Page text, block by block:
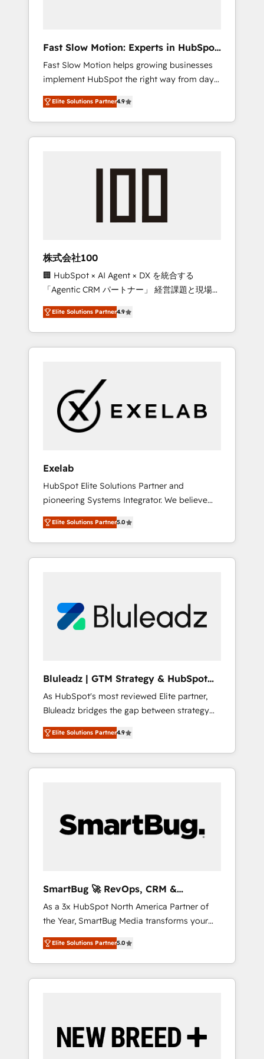
reporting - Workflow automation and data
clean-up - Sales enablement and team
training - Ongoing optimisation and RevOps
support Based in Leeds and London, we
partner with SMEs across the UK who are
ready to turn HubSpot into the growth
engine it’s meant to be.
Fast Slow Motion: Experts in HubSpot
& Salesforce
Fast Slow Motion helps growing businesses
implement HubSpot the right way from day
one — with the flexibility to scale as
complexity increases. Highly certified in both
HubSpot and Salesforce, we bring deep
experience in CRM implementation,
growing mid-market and enterprise
perspective. Many of our consultants have
operators need as their systems, data, and
processes evolve. Since 2014, we’ve
supported 1,400+ clients across a wide range
of industries, including healthcare, software,
B2B services, manufacturing, financial
services and more. Whether clients are new
to HubSpot or expanding into more
clean, scalable, AI-ready systems that create
long-term value and a consistently strong
client experience.
Elite Solutions Partner4.9
株式会社100
🏢 HubSpot × AI Agent × DX を統合する
「Agentic CRM パートナー」 経営課題と現場業
務をつなぐAIネイティブ・エージェンシーとし
て、HubSpot Eliteの実装力で顧客フロント業務
を再設計します。 💡 100inc は何をする会社
か？ HubSpotを共通基盤に、AIエージェントを
本のAIネイティブ・エージェンシーです。事業
部・グループ会社・部門が分立する組織で、デ
ータと業務プロセスのサイロ化を、CRMを軸と
した全社共通基盤に再構築します。意思決定
ら、GTMの見える化・自動化まで。全Hub統合
運用、データ品質設計、グループ横断のCRM統
合に対応します。 2️⃣ AIエージェント組織構築
営業・マーケティング業務の一部をAIが自律実
行する組織への移行を設計・実装。Breeze・
Claude等をHubSpotと連携させ、役割定義・運
用ルール・成果指標まで含めて設計します。 3️⃣
PMOとして主導。「設定の代行ではなく、設計
の責任」を引き受け、部門横断の統合・浸透・
変革管理を実行します。 ▸ CMS戦略設計・構
Hubで一体提供。 ▸ 既存CRM・MAからの移行
支援：Salesforce・Marketo・Pardot等からの
移行、カスタム設計、履歴データ移行と活用設
計まで。 ▸ AEO対応：ChatGPT・Perplexity等
のAI検索からの流入・引用を前提にコンテンツ
HubSpotアワード受賞・HUGリーダー ✓
AI活用に関するご相談、現状整理の壁打ちな
ど、構想段階からお気軽にお問い合わせくださ
Elite Solutions Partner4.9
Exelab
HubSpot Elite Solutions Partner and
pioneering Systems Integrator. We believe
technology should serve business strategy,
not the other way around. Every engagement
begins with clear objectives, customer
journey mapping, and measurable KPIs. Only
Connectors, workflows, and data
architectures that make HubSpot the
HubSpot beyond standard configurations. -
AI-FIRST- AI across customer-facing
operations to accelerate decisions,
streamline processes, and unlock efficiency
at scale. From predictive intelligence to
conversational AI, we turn data into action
and automation into competitive advantage.
Elite Solutions Partner5.0
Bluleadz | GTM Strategy & HubSpot
Implementation
As HubSpot's most reviewed Elite partner,
Bluleadz bridges the gap between strategy
and execution. We don't just "set up tools" —
we install the GTM Operating System (GTM
OS) to align your leadership and engineer a
portal that drives predictable revenue
and Story to stop "accelerating a mess." ⚙️
Elite Engineering & AI Scalable Architecture:
agents, and high-integrity migrations for total
reporting clarity. Security & Compliance: SOC
2 Type I and HIPAA attested for enterprise-
grade data security. 🏆 Why Bluleadz? GTM
OS Partner | 16+ Years Experience | 1,000+
Five-Star Reviews
Elite Solutions Partner4.9
SmartBug 🚀 RevOps, CRM &
Integration Experts
As a 3x HubSpot North America Partner of
the Year, SmartBug Media transforms your
customer lifecycle into a revenue engine. Our
unified ecosystem includes specialized
divisions Globalia (AI & Software) and Point
Success Media (Paid Media), making this the
by Globalia’s technical development team. -
19 HubSpot-certified trainers to drive
Elite Solutions Partner5.0